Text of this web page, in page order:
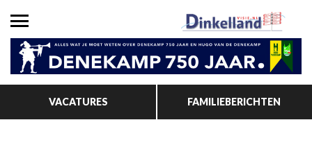
VACATURES FAMILIEBERICHTEN